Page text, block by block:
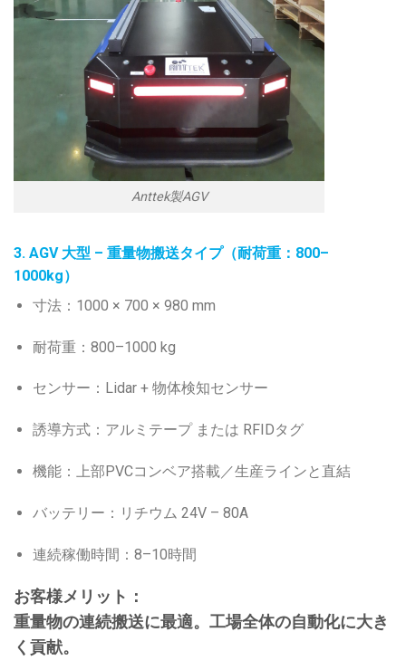
Anttek製AGV
3. AGV 大型 – 重量物搬送タイプ（耐荷重：800–
1000kg）
寸法：1000 × 700 × 980 mm
耐荷重：800–1000 kg
センサー：Lidar + 物体検知センサー
誘導方式：アルミテープ または RFIDタグ
機能：上部PVCコンベア搭載／生産ラインと直結
バッテリー：リチウム 24V – 80A
連続稼働時間：8–10時間
お客様メリット：
重量物の連続搬送に最適。工場全体の自動化に大き
く貢献。